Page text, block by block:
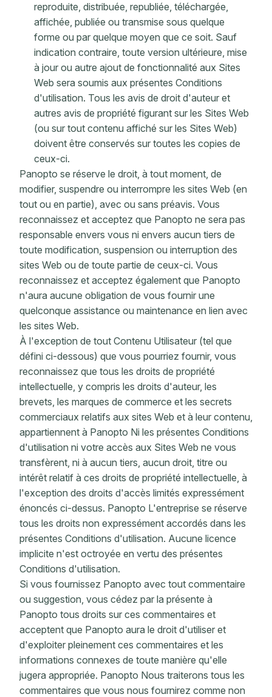
reproduite, distribuée, republiée, téléchargée,
affichée, publiée ou transmise sous quelque
forme ou par quelque moyen que ce soit. Sauf
indication contraire, toute version ultérieure, mise
à jour ou autre ajout de fonctionnalité aux Sites
Web sera soumis aux présentes Conditions
d'utilisation. Tous les avis de droit d'auteur et
autres avis de propriété figurant sur les Sites Web
(ou sur tout contenu affiché sur les Sites Web)
doivent être conservés sur toutes les copies de
ceux-ci.
Panopto se réserve le droit, à tout moment, de
modifier, suspendre ou interrompre les sites Web (en
tout ou en partie), avec ou sans préavis. Vous
reconnaissez et acceptez que Panopto ne sera pas
responsable envers vous ni envers aucun tiers de
toute modification, suspension ou interruption des
sites Web ou de toute partie de ceux-ci. Vous
reconnaissez et acceptez également que Panopto
n'aura aucune obligation de vous fournir une
quelconque assistance ou maintenance en lien avec
les sites Web.
À l'exception de tout Contenu Utilisateur (tel que
défini ci-dessous) que vous pourriez fournir, vous
reconnaissez que tous les droits de propriété
intellectuelle, y compris les droits d'auteur, les
brevets, les marques de commerce et les secrets
commerciaux relatifs aux sites Web et à leur contenu,
appartiennent à Panopto Ni les présentes Conditions
d'utilisation ni votre accès aux Sites Web ne vous
transfèrent, ni à aucun tiers, aucun droit, titre ou
intérêt relatif à ces droits de propriété intellectuelle, à
l'exception des droits d'accès limités expressément
énoncés ci-dessus. Panopto L'entreprise se réserve
tous les droits non expressément accordés dans les
présentes Conditions d'utilisation. Aucune licence
implicite n'est octroyée en vertu des présentes
Conditions d'utilisation.
Si vous fournissez Panopto avec tout commentaire
ou suggestion, vous cédez par la présente à
Panopto tous droits sur ces commentaires et
acceptent que Panopto aura le droit d'utiliser et
d'exploiter pleinement ces commentaires et les
informations connexes de toute manière qu'elle
jugera appropriée. Panopto Nous traiterons tous les
commentaires que vous nous fournirez comme non